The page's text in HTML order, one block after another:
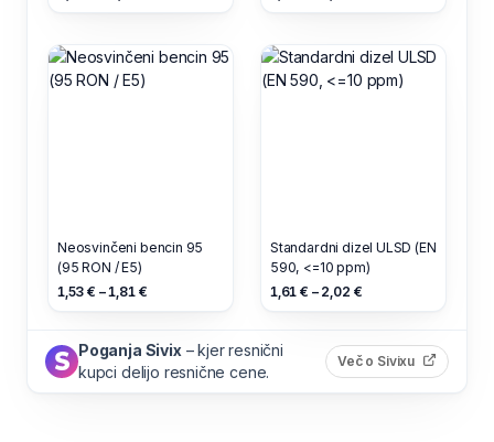
Neosvinčeni bencin 95
(95 RON / E5)
1,53 € – 1,81 €
Standardni dizel ULSD (EN
590, <=10 ppm)
1,61 € – 2,02 €
Poganja Sivix – kjer resnični
kupci delijo resnične cene.
Več o Sivixu (odpre